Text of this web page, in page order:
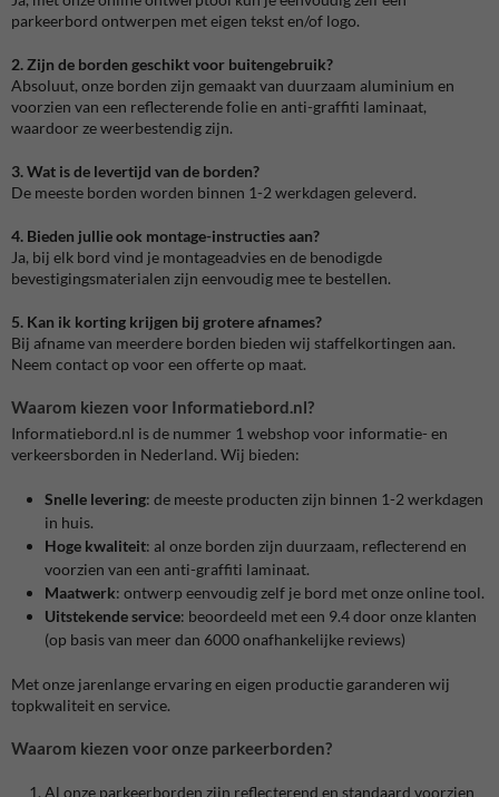
parkeerbord ontwerpen met eigen tekst en/of logo.
2. Zijn de borden geschikt voor buitengebruik?
Absoluut, onze borden zijn gemaakt van duurzaam aluminium en
voorzien van een reflecterende folie en anti-graffiti laminaat,
waardoor ze weerbestendig zijn.
3. Wat is de levertijd van de borden?
De meeste borden worden binnen 1-2 werkdagen geleverd.
4. Bieden jullie ook montage-instructies aan?
Ja, bij elk bord vind je montageadvies en de benodigde
bevestigingsmaterialen zijn eenvoudig mee te bestellen.
5. Kan ik korting krijgen bij grotere afnames?
Bij afname van meerdere borden bieden wij staffelkortingen aan.
Neem contact op voor een offerte op maat.
Waarom kiezen voor Informatiebord.nl?
Informatiebord.nl is de nummer 1 webshop voor informatie- en
verkeersborden in Nederland. Wij bieden:
Snelle levering: de meeste producten zijn binnen 1-2 werkdagen
in huis.
Hoge kwaliteit: al onze borden zijn duurzaam, reflecterend en
voorzien van een anti-graffiti laminaat.
Maatwerk: ontwerp eenvoudig zelf je bord met onze online tool.
Uitstekende service: beoordeeld met een 9.4 door onze klanten
(op basis van meer dan 6000 onafhankelijke reviews)
Met onze jarenlange ervaring en eigen productie garanderen wij
topkwaliteit en service.
Waarom kiezen voor onze parkeerborden?
Al onze parkeerborden zijn reflecterend en standaard voorzien